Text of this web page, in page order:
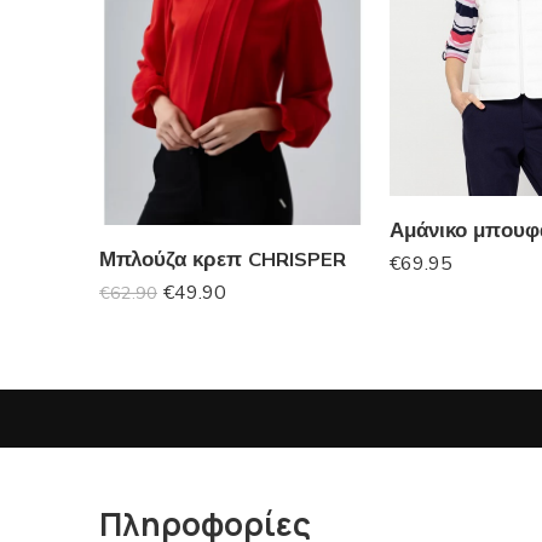
Μπλούζα κρεπ CHRISPER
€62.90 €49.90
€69.95
Πληροφορίες